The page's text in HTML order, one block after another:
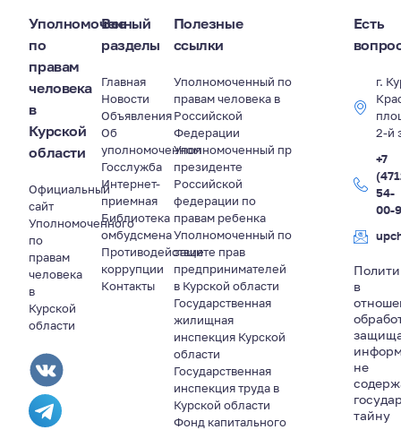
Уполномоченный
по
правам
человека
в
Курской
области
Официальный
сайт
Уполномоченного
по
правам
человека
в
Курской
области
Все
разделы
Главная
Новости
Объявления
Об
уполномоченном
Госслужба
Интернет-
приемная
Библиотека
омбудсмена
Противодействие
коррупции
Контакты
Полезные
ссылки
Уполномоченный по
правам человека в
Российской
Федерации
Уполномоченный пр
президенте
Российской
федерации по
правам ребенка
Уполномоченный по
защите прав
предпринимателей
в Курской области
Государственная
жилищная
инспекция Курской
области
Государственная
инспекция труда в
Курской области
Фонд капитального
Есть
г.
2-й
+7
54-
00-
в
не
тайну